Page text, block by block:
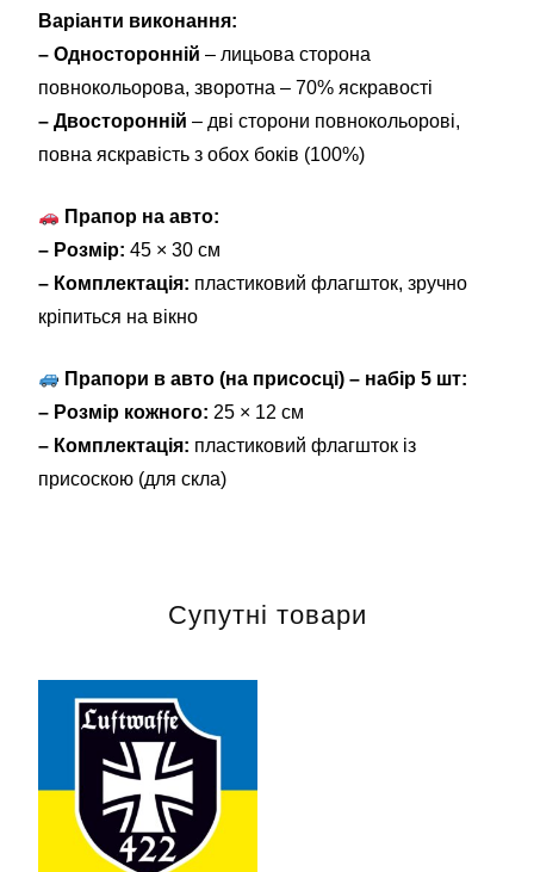
Варіанти виконання:
– Односторонній – лицьова сторона
повнокольорова, зворотна – 70% яскравості
– Двосторонній – дві сторони повнокольорові,
повна яскравість з обох боків (100%)
Прапор на авто:
– Розмір: 45 × 30 см
– Комплектація: пластиковий флагшток, зручно
кріпиться на вікно
Прапори в авто (на присосці) – набір 5 шт:
– Розмір кожного: 25 × 12 см
– Комплектація: пластиковий флагшток із
присоскою (для скла)
Супутні товари